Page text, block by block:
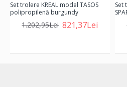
Set trolere KREAL model TASOS
polipropilenă burgundy
821,37Lei
1.202,95Lei
Set